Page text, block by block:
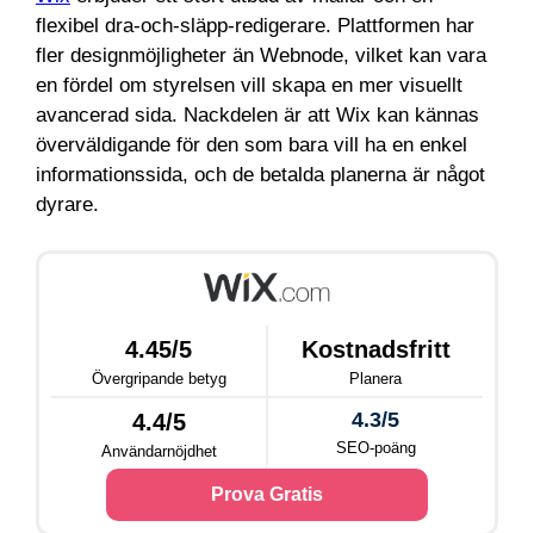
flexibel dra-och-släpp-redigerare. Plattformen har
fler designmöjligheter än Webnode, vilket kan vara
en fördel om styrelsen vill skapa en mer visuellt
avancerad sida. Nackdelen är att Wix kan kännas
överväldigande för den som bara vill ha en enkel
informationssida, och de betalda planerna är något
dyrare.
4.45/5
Övergripande betyg
Kostnadsfritt
Planera
4.4/5
Användarnöjdhet
4.3/5
SEO-poäng
Prova Gratis